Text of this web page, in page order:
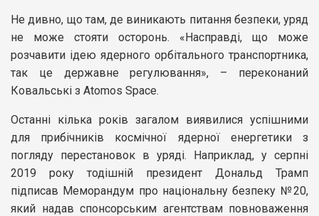
Не дивно, що там, де виникають питання безпеки, уряд
не може стояти осторонь. «Насправді, що може
розчавити ідею ядерного орбітального транспортника,
так це державне регулювання», – переконаний
Ковальські з Atomos Space.
Останні кілька років загалом виявилися успішними
для прибічників космічної ядерної енергетики з
погляду перестановок в уряді. Наприклад, у серпні
2019 року тодішній президент Дональд Трамп
підписав Меморандум про національну безпеку №20,
який надав спонсорським агентствам повноваження